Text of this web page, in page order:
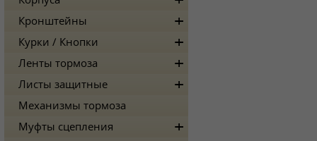
Кронштейны
Курки / Кнопки
Ленты тормоза
Листы защитные
Механизмы тормоза
Муфты сцепления